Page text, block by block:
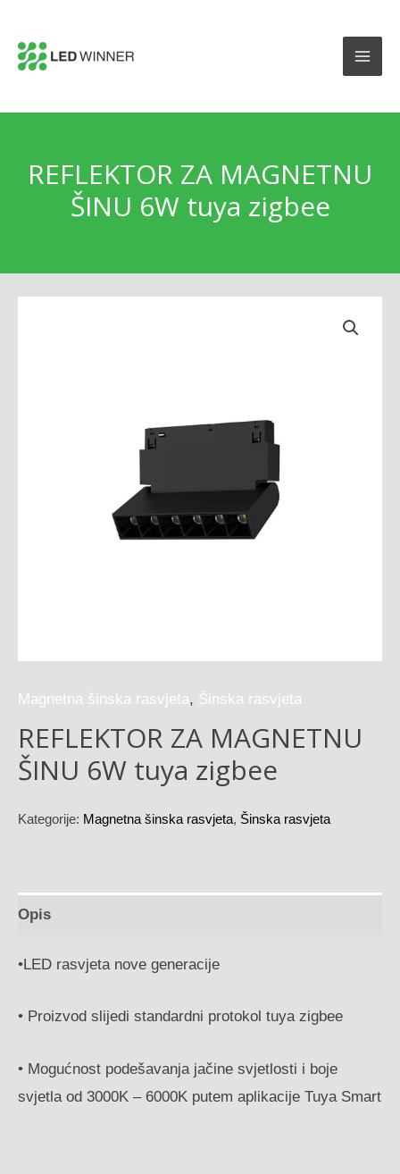
REFLEKTOR ZA MAGNETNU
ŠINU 6W tuya zigbee
Magnetna šinska rasvjeta, Šinska rasvjeta
REFLEKTOR ZA MAGNETNU
ŠINU 6W tuya zigbee
Kategorije: Magnetna šinska rasvjeta, Šinska rasvjeta
Opis
•LED rasvjeta nove generacije
• Proizvod slijedi standardni protokol tuya zigbee
• Mogućnost podešavanja jačine svjetlosti i boje
svjetla od 3000K – 6000K putem aplikacije Tuya Smart